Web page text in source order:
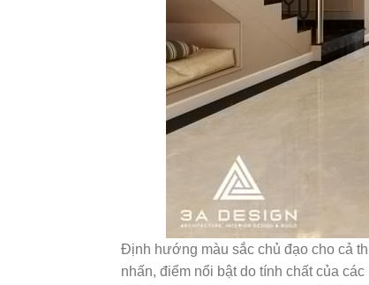
Định hướng màu sắc chủ đạo cho cả
nhấn, điểm nổi bật do tính chất của